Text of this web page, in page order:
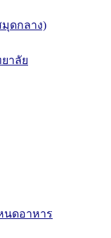
ดกลาง)
าลัย
นดอาหาร